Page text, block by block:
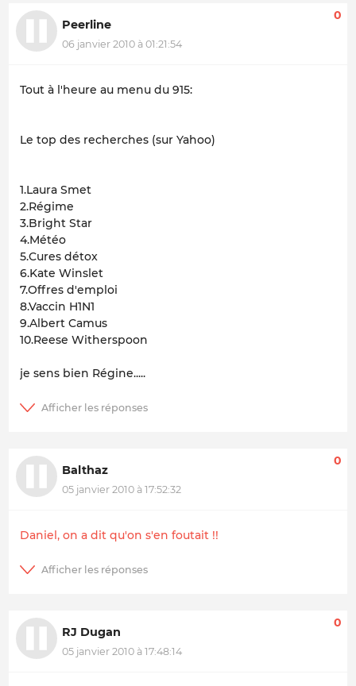
Peerline
06 janvier 2010 à 01:21:54
0
Tout à l'heure au menu du 915:
Le top des recherches (sur Yahoo)
1.Laura Smet
2.Régime
3.Bright Star
4.Météo
5.Cures détox
6.Kate Winslet
7.Offres d'emploi
8.Vaccin H1N1
9.Albert Camus
10.Reese Witherspoon
je sens bien Régine.....
Balthaz
05 janvier 2010 à 17:52:32
0
Daniel, on a dit qu'on s'en foutait !!
RJ Dugan
05 janvier 2010 à 17:48:14
0